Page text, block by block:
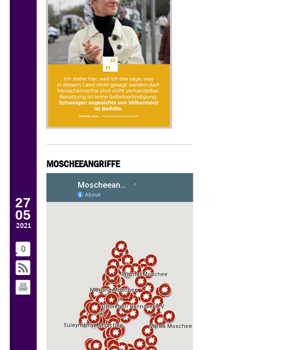
27
05
2021
0
MOSCHEEANGRIFFE